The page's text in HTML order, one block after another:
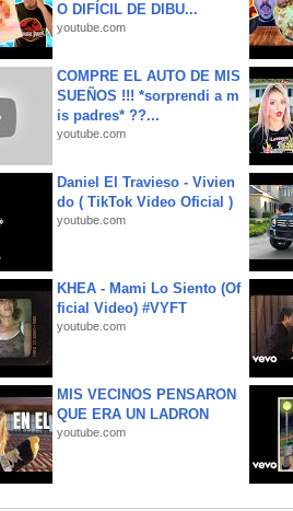
O DIFÍCIL DE DIBU...
youtube.com
COMPRE EL AUTO DE MIS
SUEÑOS !!! *sorprendi a m
is padres* ??...
youtube.com
Daniel El Travieso - Vivien
do ( TikTok Video Oficial )
youtube.com
KHEA - Mami Lo Siento (Of
ficial Video) #VYFT
youtube.com
MIS VECINOS PENSARON
QUE ERA UN LADRON
youtube.com